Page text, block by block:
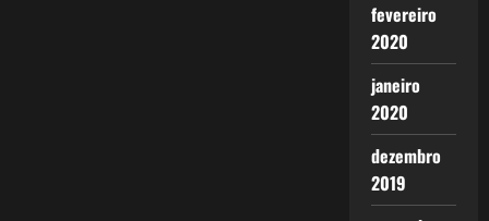
fevereiro
2020
janeiro
2020
dezembro
2019